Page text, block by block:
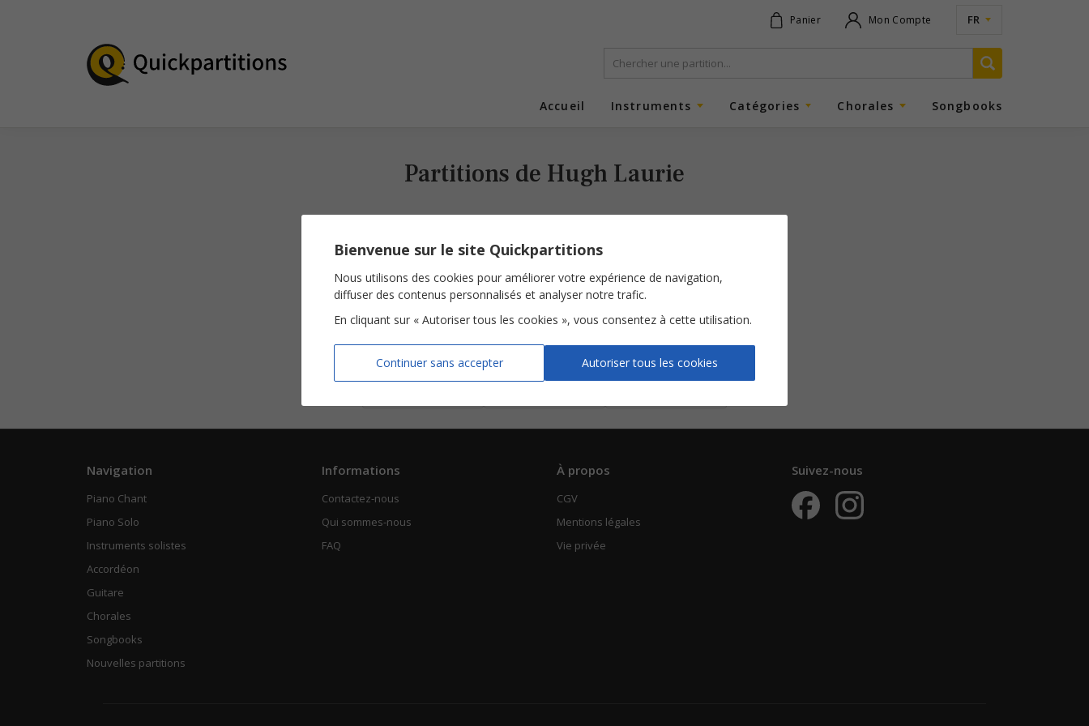
Panier Mon Compte FR
Accueil Instruments Catégories Chorales Songbooks
Partitions de Hugh Laurie
Let Them Talk
Piano Chant
St James Infirmary Swanee River
Piano Chant
Navigation
Piano Chant
Piano Solo
Instruments solistes
Accordéon
Guitare
Chorales
Songbooks
Nouvelles partitions
Informations
Contactez-nous
Qui sommes-nous
FAQ
À propos
CGV
Mentions légales
Vie privée
Suivez-nous
Bienvenue sur le site Quickpartitions
Nous utilisons des cookies pour améliorer votre expérience de navigation,
diffuser des contenus personnalisés et analyser notre trafic.
En cliquant sur « Autoriser tous les cookies », vous consentez à cette utilisation.
Continuer sans accepter Autoriser tous les cookies